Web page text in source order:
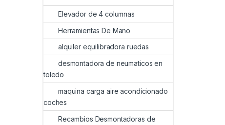
Elevador de 4 columnas
Herramientas De Mano
alquiler equilibradora ruedas
desmontadora de neumaticos en
toledo
maquina carga aire acondicionado
coches
Recambios Desmontadoras de